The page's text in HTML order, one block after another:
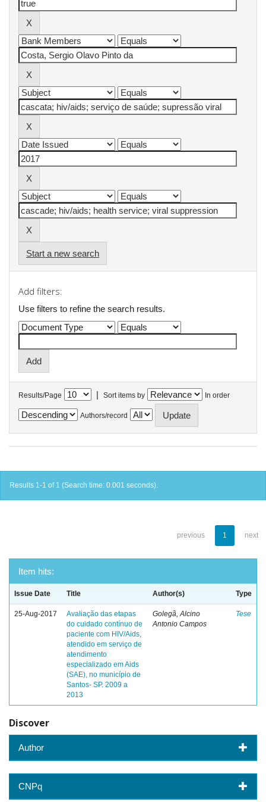
Start a new search
Add filters:
Use filters to refine the search results.
Results/Page | Sort items by In order
Authors/record
Results 1-1 of 1 (Search time: 0.001 seconds).
previous 1 next
Item hits:
Issue Date Title Author(s) Type
25-Aug-2017
Avaliação das etapas
do cuidado contínuo de
paciente com HIV/Aids,
atendido em serviço de
atendimento
especializado em Aids
(SAE), no município de
Santos- SP. 2009 a
2013
Golegã, Alcino
Antonio Campos
Tese
Discover
Author
CNPq